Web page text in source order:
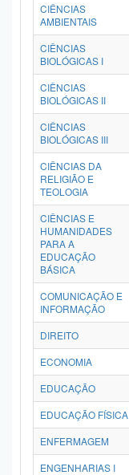
CIÊNCIAS
AMBIENTAIS
CIÊNCIAS
BIOLÓGICAS I
CIÊNCIAS
BIOLÓGICAS II
CIÊNCIAS
BIOLÓGICAS III
CIÊNCIAS DA
RELIGIÃO E
TEOLOGIA
CIÊNCIAS E
HUMANIDADES
PARA A
EDUCAÇÃO
BÁSICA
COMUNICAÇÃO E
INFORMAÇÃO
DIREITO
ECONOMIA
EDUCAÇÃO
EDUCAÇÃO FÍSICA
ENFERMAGEM
ENGENHARIAS I